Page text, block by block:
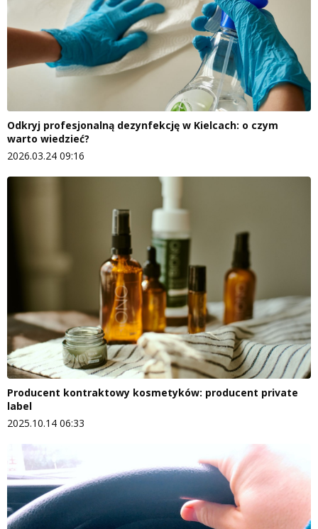
Odkryj profesjonalną dezynfekcję w Kielcach: o czym
warto wiedzieć?
2026.03.24 09:16
Producent kontraktowy kosmetyków: producent private
label
2025.10.14 06:33